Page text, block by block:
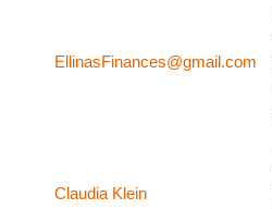
EllinasFinances@gmail.com
Claudia Klein